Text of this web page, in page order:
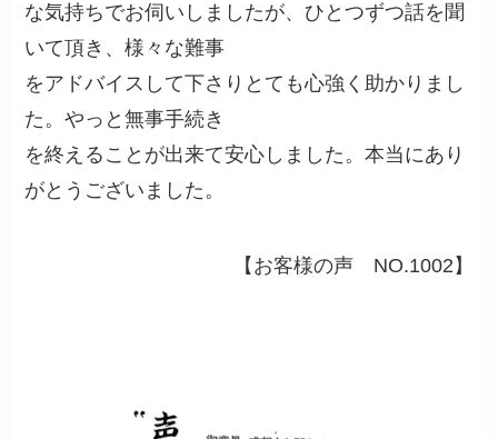
な気持ちでお伺いしましたが、ひとつずつ話を聞
いて頂き、様々な難事
をアドバイスして下さりとても心強く助かりまし
た。やっと無事手続き
を終えることが出来て安心しました。本当にあり
がとうございました。
【お客様の声 NO.1002】